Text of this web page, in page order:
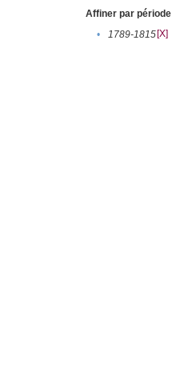
Affiner par période
•
1789-1815[X]